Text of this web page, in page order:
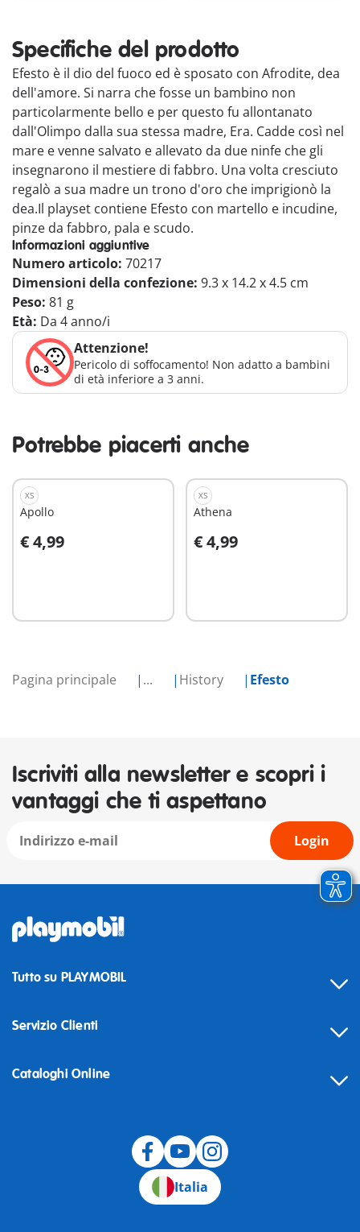
Pagina principale ... History Efesto
Specifiche del prodotto
Efesto è il dio del fuoco ed è sposato con Afrodite, dea
dell'amore. Si narra che fosse un bambino non
particolarmente bello e per questo fu allontanato
dall'Olimpo dalla sua stessa madre, Era. Cadde così nel
mare e venne salvato e allevato da due ninfe che gli
insegnarono il mestiere di fabbro. Una volta cresciuto
regalò a sua madre un trono d'oro che imprigionò la
dea.Il playset contiene Efesto con martello e incudine,
pinze da fabbro, pala e scudo.
Informazioni aggiuntive
Numero articolo: 70217
Dimensioni della confezione: 9.3 x 14.2 x 4.5 cm
Peso: 81 g
Età: Da 4 anno/i
Attenzione!
Pericolo di soffocamento! Non adatto a bambini
di età inferiore a 3 anni.
Potrebbe piacerti anche
XS
Apollo
€ 4,99
Aggiungi al carrello
XS
Athena
€ 4,99
Aggiungi al carrello
Iscriviti alla newsletter e scopri i
vantaggi che ti aspettano
Login
Tutto su PLAYMOBIL
Servizio Clienti
Cataloghi Online
Italia